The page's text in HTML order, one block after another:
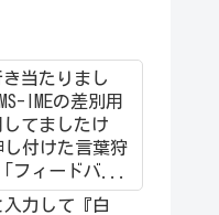
当たりまし
IMEの差別用
てましたけ
し付けた言葉狩
フィードバ...
入力して『白